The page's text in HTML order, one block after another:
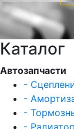
Каталог
Автозапчасти
-
-
-
- Радиатор